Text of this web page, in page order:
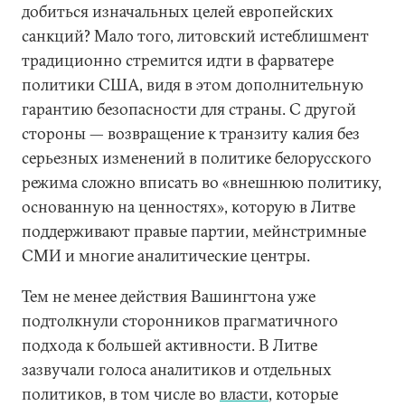
добиться изначальных целей европейских
санкций? Мало того, литовский истеблишмент
традиционно стремится идти в фарватере
политики США, видя в этом дополнительную
гарантию безопасности для страны. С другой
стороны — возвращение к транзиту калия без
серьезных изменений в политике белорусского
режима сложно вписать во «внешнюю политику,
основанную на ценностях», которую в Литве
поддерживают правые партии, мейнстримные
СМИ и многие аналитические центры.
Тем не менее действия Вашингтона уже
подтолкнули сторонников прагматичного
подхода к большей активности. В Литве
зазвучали голоса аналитиков и отдельных
политиков, в том числе во власти, которые